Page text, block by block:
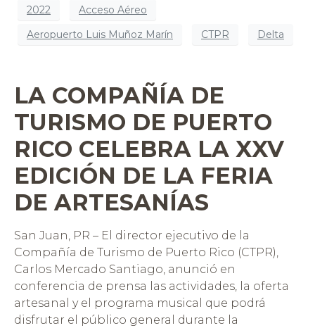
2022
Acceso Aéreo
Aeropuerto Luis Muñoz Marín
CTPR Delta
LA COMPAÑÍA DE
TURISMO DE PUERTO
RICO CELEBRA LA XXV
EDICIÓN DE LA FERIA
DE ARTESANÍAS
San Juan, PR – El director ejecutivo de la
Compañía de Turismo de Puerto Rico (CTPR),
Carlos Mercado Santiago, anunció en
conferencia de prensa las actividades, la oferta
artesanal y el programa musical que podrá
disfrutar el público general durante la